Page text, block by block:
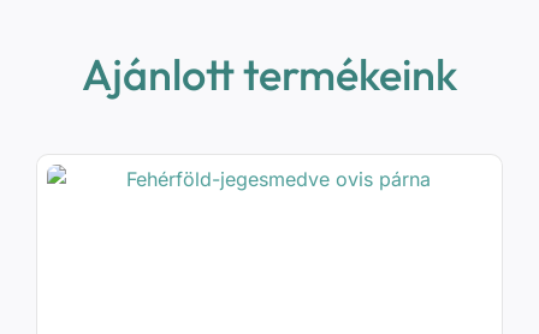
Ajánlott termékeink